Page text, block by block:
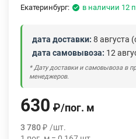
Екатеринбург: в наличии 12
дата доставки: 8 августа
дата самовывоза: 12
* Дату доставки и самовывоза в
менеджеров.
630 ₽/пог. м
3 780₽ /шт.